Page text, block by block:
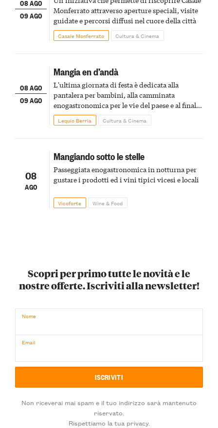
08 AGO
09 AGO
Monferrato attraverso aperture speciali, visite
guidate e percorsi diffusi nel cuore della città
Casale Monferrato Cultura & Cinema
08 AGO
09 AGO
Mangia en d’andà
L'ultima giornata di festa è dedicata alla
pantalera per bambini, alla camminata
enogastronomica per le vie del paese e al finale
pirotecnico
Lequio Berria Cultura & Cinema
08
AGO
Mangiando sotto le stelle
Passeggiata enogastronomica in notturna per
gustare i prodotti ed i vini tipici vicesi e locali
Vicoforte Wine & Food
Scopri per primo tutte le novità e le
nostre offerte. Iscriviti alla newsletter!
Nome
Email
Non riceverai mai spam e il tuo indirizzo sarà mantenuto
riservato.
Rispettiamo la tua privacy.